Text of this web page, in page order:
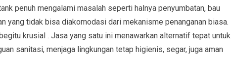
penuh mengalami masalah seperti halnya penyumbatan, bau
yang tidak bisa diakomodasi dari mekanisme penanganan biasa.
krusial . Jasa yang satu ini menawarkan alternatif tepat untuk
sanitasi, menjaga lingkungan tetap higienis, segar, juga aman